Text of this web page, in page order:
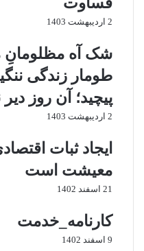
2 اردیبهشت 1403
شک آه مظلومانِ
طومار زندگی
پیچید؛ آن روز
2 اردیبهشت 1403
ایجاد ثبات
معیشت است
21 اسفند 1402
کارنامه_خدمت
9 اسفند 1402